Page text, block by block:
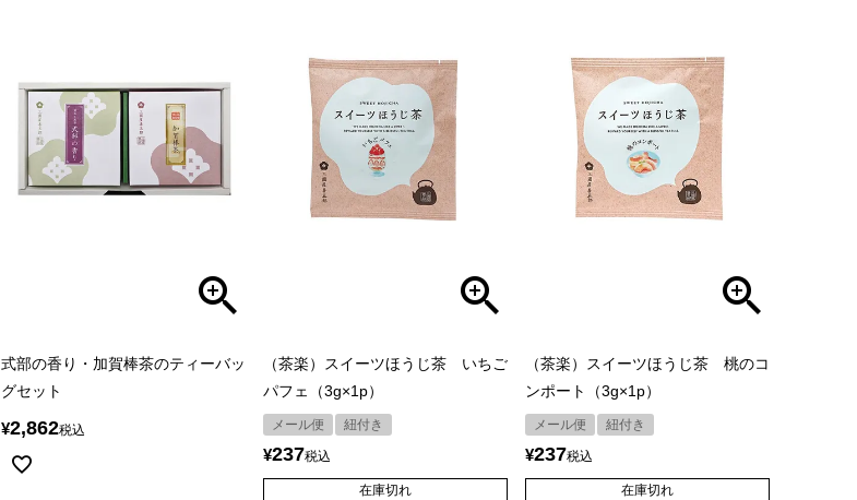
式部の香り・加賀棒茶のティーバッ
グセット
¥2,862税込
（茶楽）スイーツほうじ茶 いちご
パフェ（3g×1p）
メール便 紐付き
¥237税込
在庫切れ
（茶楽）スイーツほうじ茶 桃のコ
ンポート（3g×1p）
メール便 紐付き
¥237税込
在庫切れ